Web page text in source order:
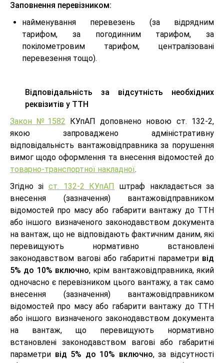
Заповнення перевізником:
найменування перевезень (за відрядним
тарифом, за погодинним тарифом, за
покілометровим тарифом, централізовані
перевезення тощо).
Відповідальність за відсутність необхідних
реквізитів у ТТН
Закон №1582 КУпАП доповнено новою ст. 132-2,
якою запроваджено адміністративну
відповідальність вантажовідправника за порушення
вимог щодо оформлення та внесення відомостей до
товарно-транспортної накладної.
Згідно зі ст. 132-2 КУпАП
штраф накладається за
внесення (зазначення) вантажовідправником
відомостей про масу або габарити вантажу до ТТН
або іншого визначеного законодавством документа
на вантаж, що не відповідають фактичним даним, які
перевищують нормативно встановлені
законодавством вагові або габаритні параметри від
5% до 10% включно, крім вантажовідправника, який
одночасно є перевізником цього вантажу, а так само
внесення (зазначення) вантажовідправником
відомостей про масу або габарити вантажу до ТТН
або іншого визначеного законодавством документа
на вантаж, що перевищують нормативно
встановлені законодавством вагові або габаритні
параметри від 5% до 10% включно, за відсутності